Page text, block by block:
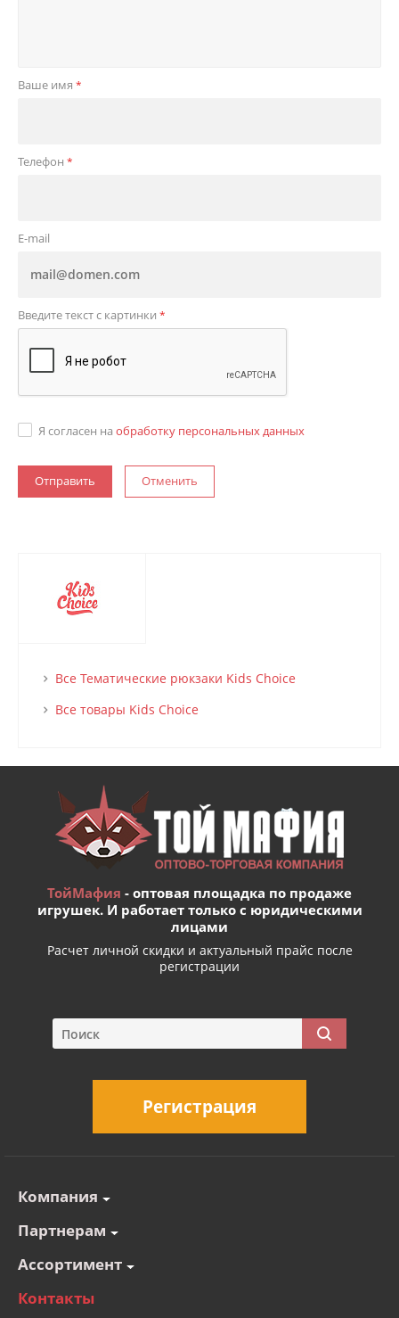
Ваше имя *
Телефон *
E-mail
Введите текст с картинки *
Я согласен на обработку персональных данных
Отменить
Все Тематические рюкзаки Kids Choice
Все товары Kids Choice
ТойМафия - оптовая площадка по продаже
игрушек. И работает только с юридическими
лицами
Расчет личной скидки и актуальный прайс после
регистрации
Регистрация
Компания
Партнерам
Ассортимент
Контакты